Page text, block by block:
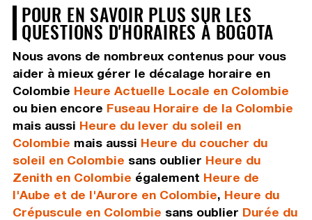
POUR EN SAVOIR PLUS SUR LES
QUESTIONS D'HORAIRES À BOGOTA
Nous avons de nombreux contenus pour vous
aider à mieux gérer le décalage horaire en
Colombie Heure Actuelle Locale en Colombie
ou bien encore Fuseau Horaire de la Colombie
mais aussi Heure du lever du soleil en
Colombie mais aussi Heure du coucher du
soleil en Colombie sans oublier Heure du
Zenith en Colombie également Heure de
l'Aube et de l'Aurore en Colombie, Heure du
Crépuscule en Colombie sans oublier Durée du